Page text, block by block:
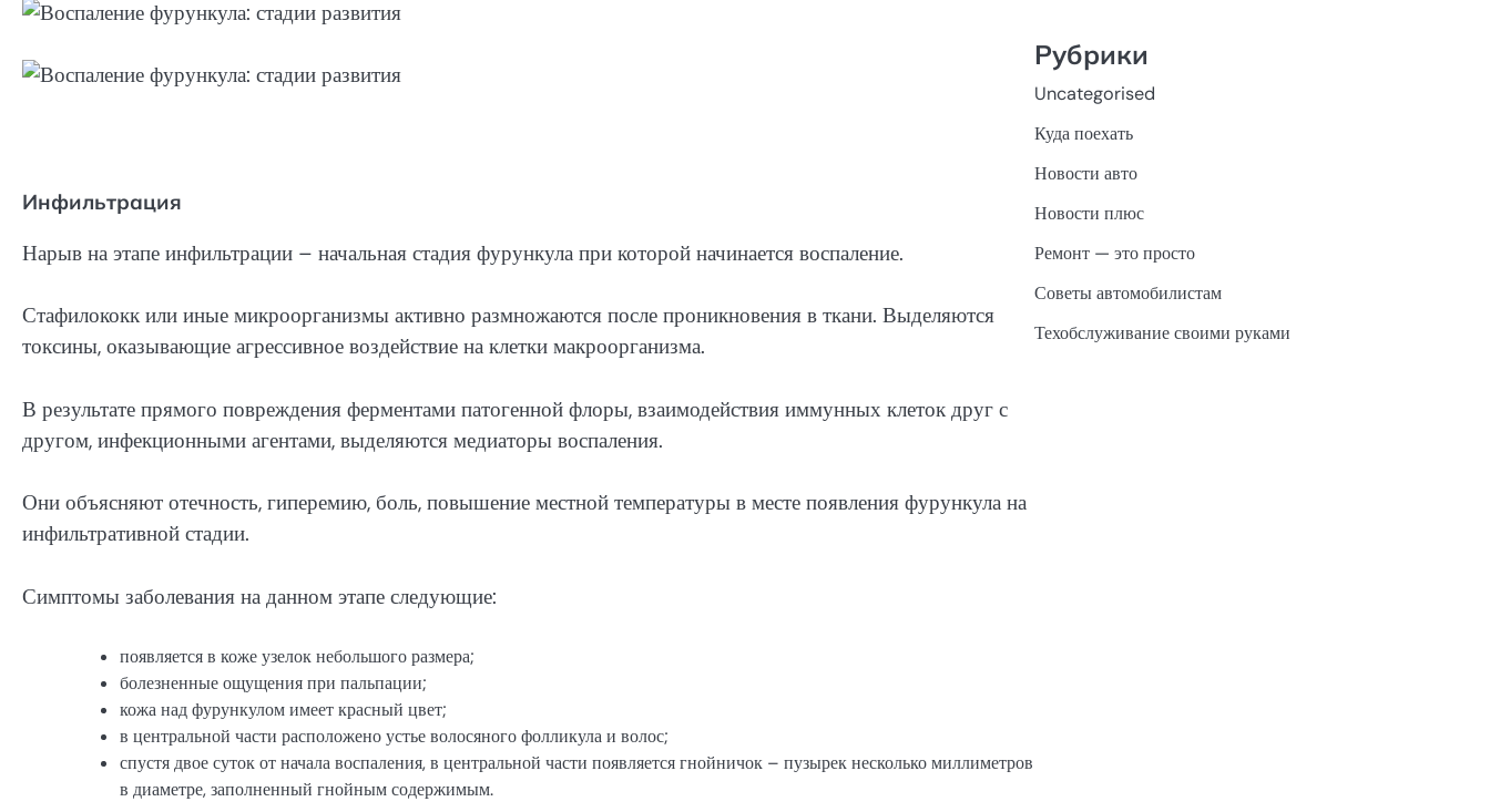
Инфильтрация
Нарыв на этапе инфильтрации – начальная стадия фурункула при которой начинается воспаление.
Стафилококк или иные микроорганизмы активно размножаются после проникновения в ткани. Выделяются
токсины, оказывающие агрессивное воздействие на клетки макроорганизма.
В результате прямого повреждения ферментами патогенной флоры, взаимодействия иммунных клеток друг с
другом, инфекционными агентами, выделяются медиаторы воспаления.
Они объясняют отечность, гиперемию, боль, повышение местной температуры в месте появления фурункула на
инфильтративной стадии.
Симптомы заболевания на данном этапе следующие:
появляется в коже узелок небольшого размера;
болезненные ощущения при пальпации;
кожа над фурункулом имеет красный цвет;
в центральной части расположено устье волосяного фолликула и волос;
спустя двое суток от начала воспаления, в центральной части появляется гнойничок – пузырек несколько миллиметров
в диаметре, заполненный гнойным содержимым.
Рубрики
Uncategorised
Куда поехать
Новости авто
Новости плюс
Ремонт — это просто
Советы автомобилистам
Техобслуживание своими руками